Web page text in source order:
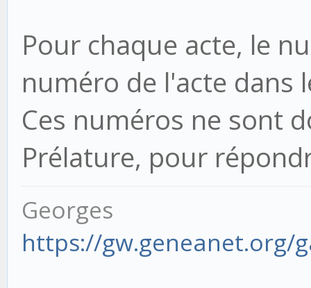
Pour chaque acte, le
numéro de l'acte dans
Ces numéros ne sont
Prélature, pour
Georges
https://gw.geneanet.org/